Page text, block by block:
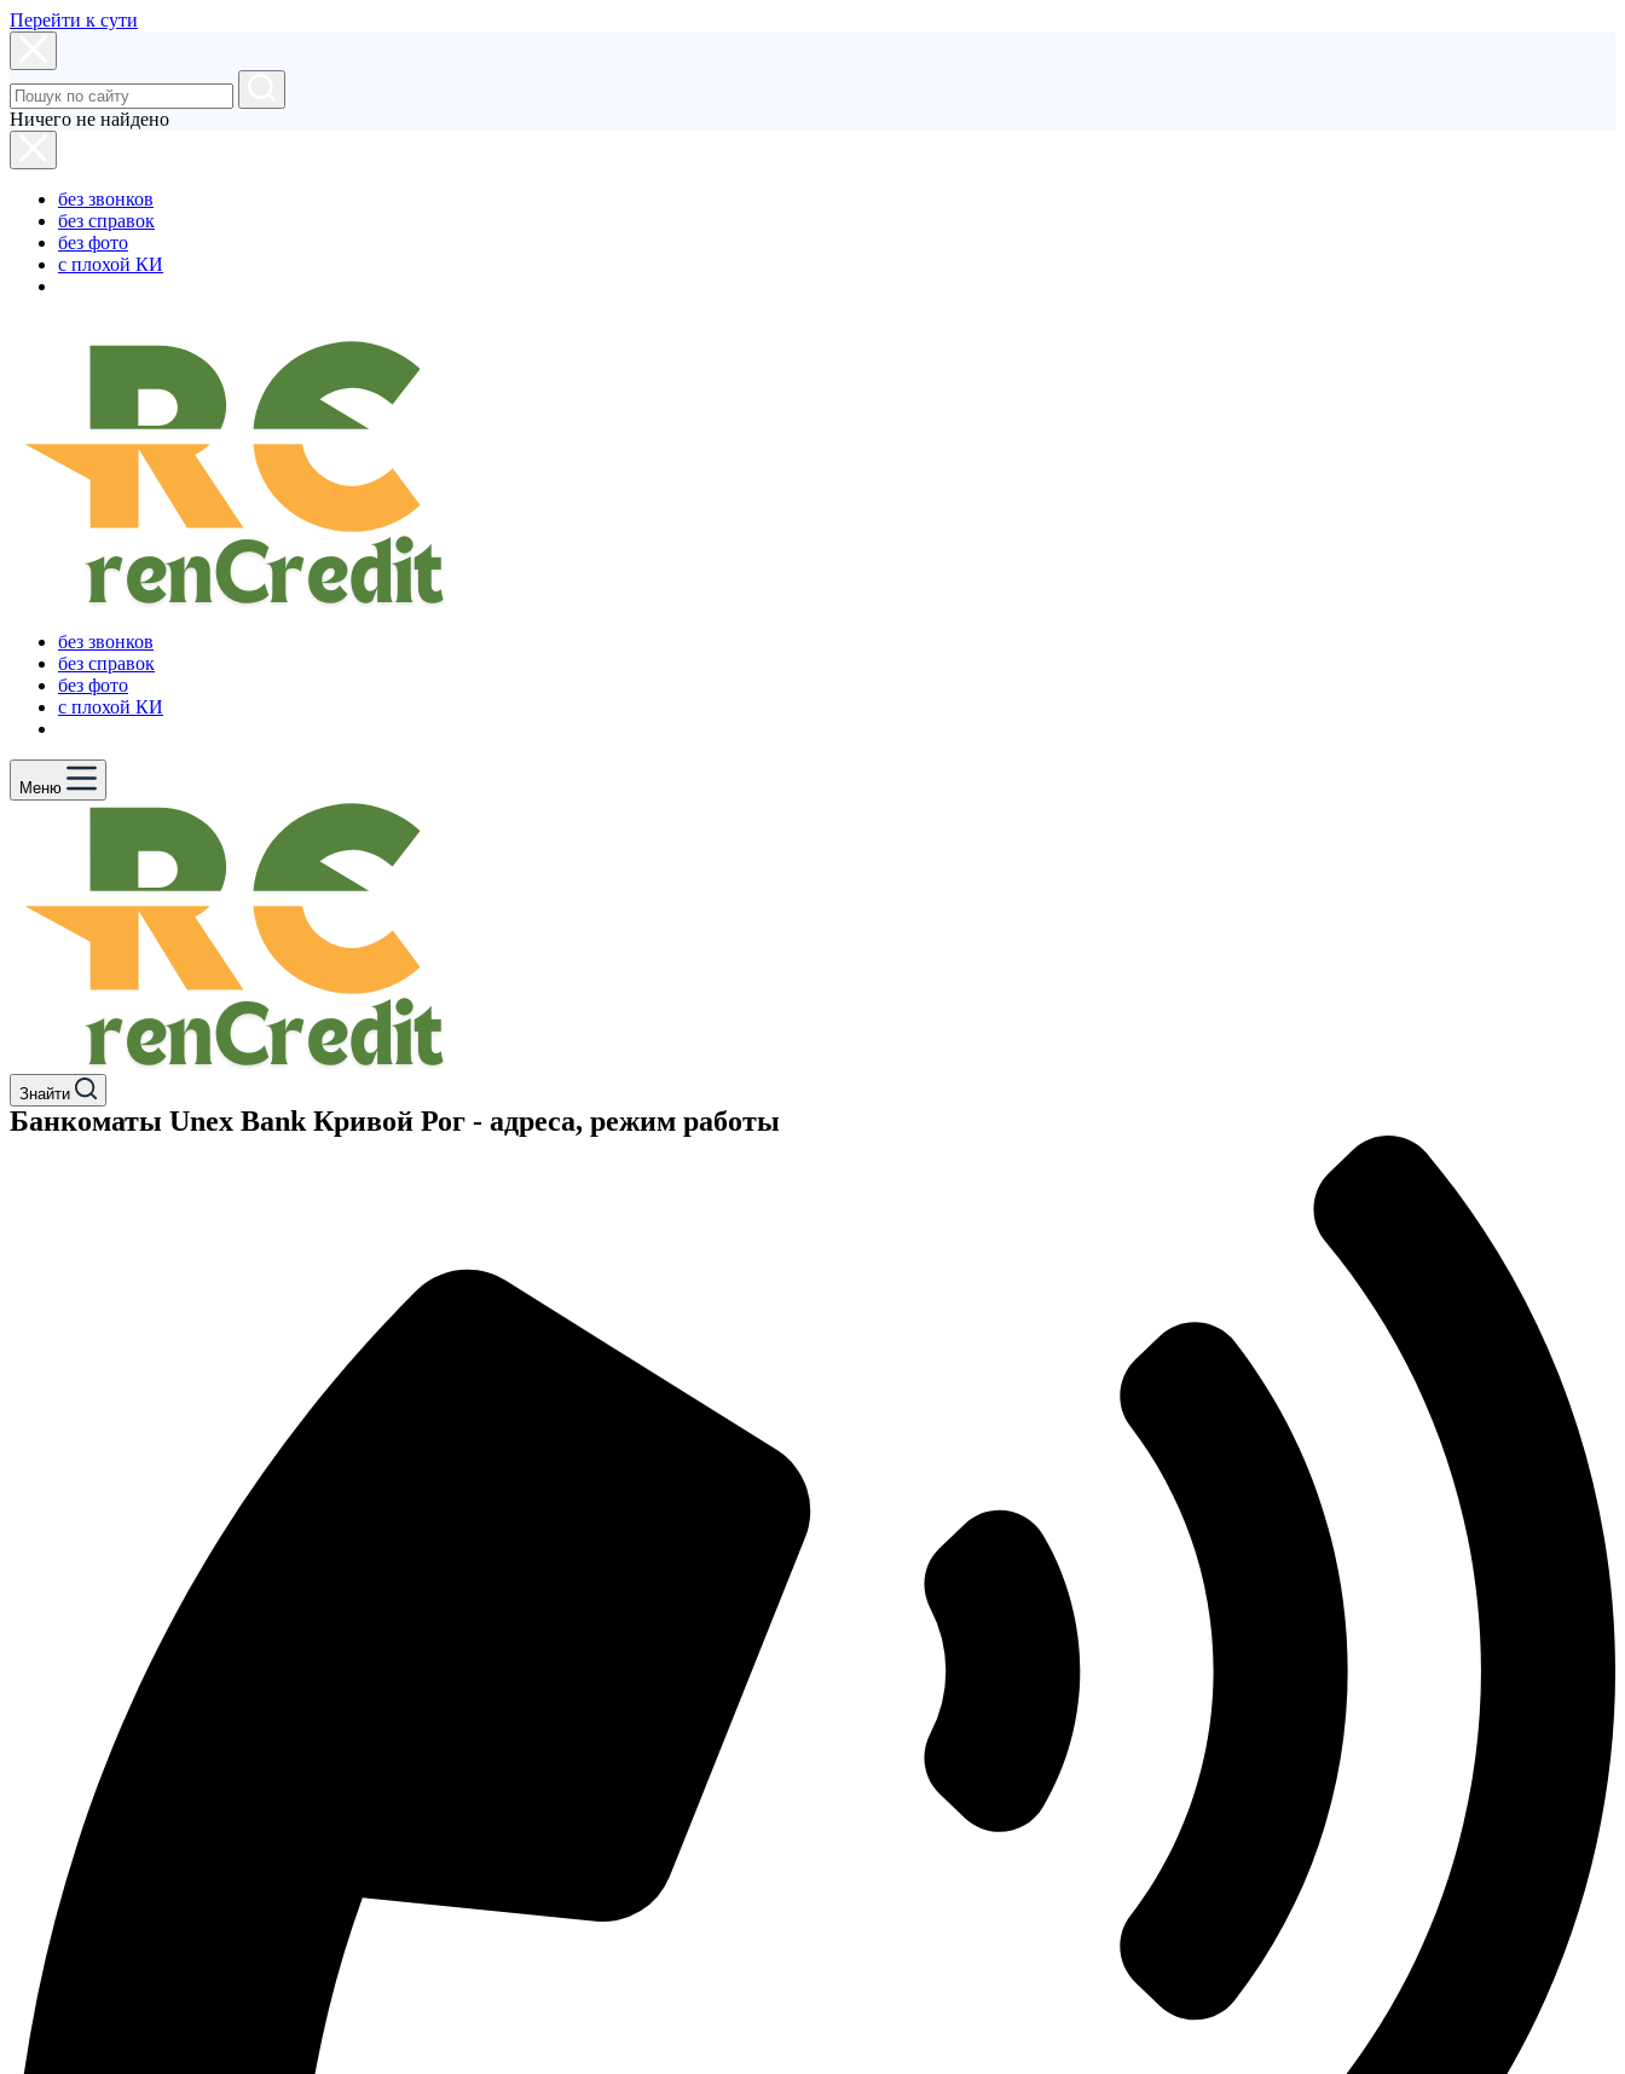
Перейти к сути
Ничего не найдено
без звонков
без справок
без фото
с плохой КИ
без звонков
без справок
без фото
с плохой КИ
Меню
Знайти
Банкоматы Unex Bank Кривой Рог - адреса, режим работы